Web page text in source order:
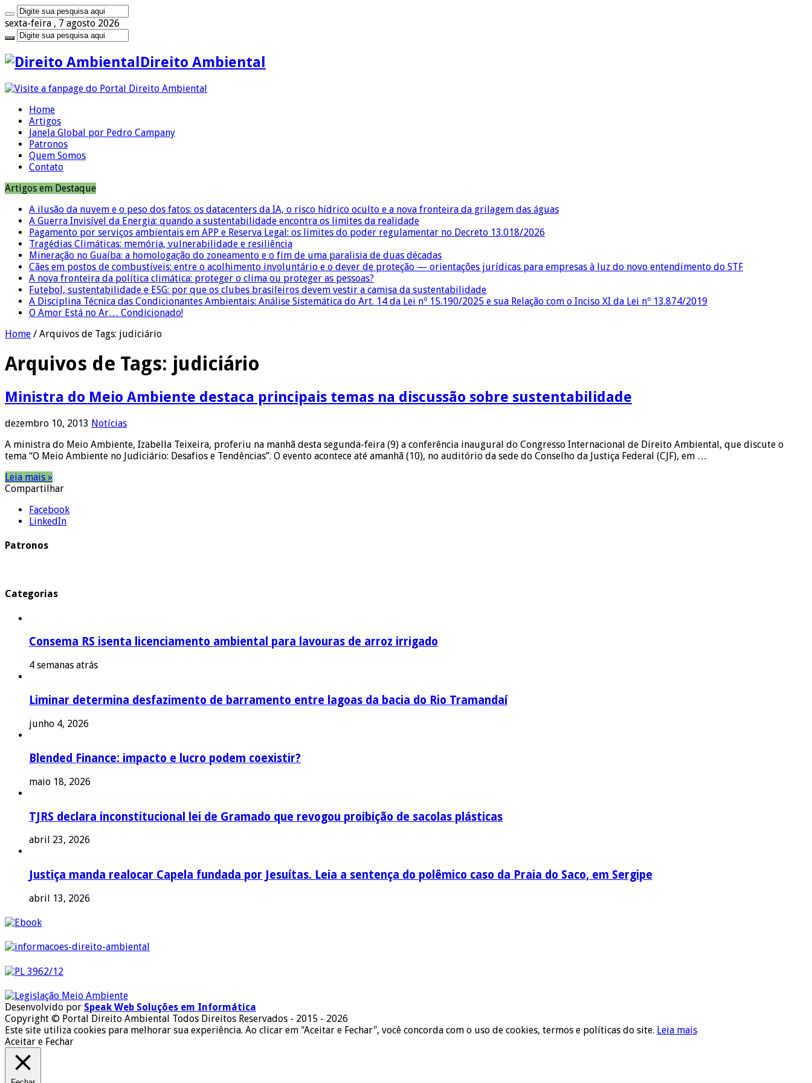
sexta-feira , 7 agosto 2026
Direito Ambiental
Home
Artigos
Janela Global por Pedro Campany
Patronos
Quem Somos
Contato
Artigos em Destaque
A ilusão da nuvem e o peso dos fatos: os datacenters da IA, o risco hídrico oculto e a nova fronteira da grilagem das águas
A Guerra Invisível da Energia: quando a sustentabilidade encontra os limites da realidade
Pagamento por serviços ambientais em APP e Reserva Legal: os limites do poder regulamentar no Decreto 13.018/2026
Tragédias Climáticas: memória, vulnerabilidade e resiliência
Mineração no Guaíba: a homologação do zoneamento e o fim de uma paralisia de duas décadas
Cães em postos de combustíveis: entre o acolhimento involuntário e o dever de proteção — orientações jurídicas para empresas à luz do novo entendimento do STF
A nova fronteira da política climática: proteger o clima ou proteger as pessoas?
Futebol, sustentabilidade e ESG: por que os clubes brasileiros devem vestir a camisa da sustentabilidade
A Disciplina Técnica das Condicionantes Ambientais: Análise Sistemática do Art. 14 da Lei nº 15.190/2025 e sua Relação com o Inciso XI da Lei nº 13.874/2019
O Amor Está no Ar… Condicionado!
Home / Arquivos de Tags: judiciário
Arquivos de Tags: judiciário
Ministra do Meio Ambiente destaca principais temas na discussão sobre sustentabilidade
dezembro 10, 2013 Notícias
A ministra do Meio Ambiente, Izabella Teixeira, proferiu na manhã desta segunda-feira (9) a conferência inaugural do Congresso Internacional de Direito Ambiental, que discute o
tema “O Meio Ambiente no Judiciário: Desafios e Tendências”. O evento acontece até amanhã (10), no auditório da sede do Conselho da Justiça Federal (CJF), em …
Leia mais »
Compartilhar
Facebook
LinkedIn
Patronos
Categorias
Consema RS isenta licenciamento ambiental para lavouras de arroz irrigado
4 semanas atrás
Liminar determina desfazimento de barramento entre lagoas da bacia do Rio Tramandaí
junho 4, 2026
Blended Finance: impacto e lucro podem coexistir?
maio 18, 2026
TJRS declara inconstitucional lei de Gramado que revogou proibição de sacolas plásticas
abril 23, 2026
Justiça manda realocar Capela fundada por Jesuítas. Leia a sentença do polêmico caso da Praia do Saco, em Sergipe
abril 13, 2026
Desenvolvido por Speak Web Soluções em Informática
Copyright © Portal Direito Ambiental Todos Direitos Reservados - 2015 - 2026
Este site utiliza cookies para melhorar sua experiência. Ao clicar em "Aceitar e Fechar", você concorda com o uso de cookies, termos e políticas do site. Leia mais
Aceitar e Fechar